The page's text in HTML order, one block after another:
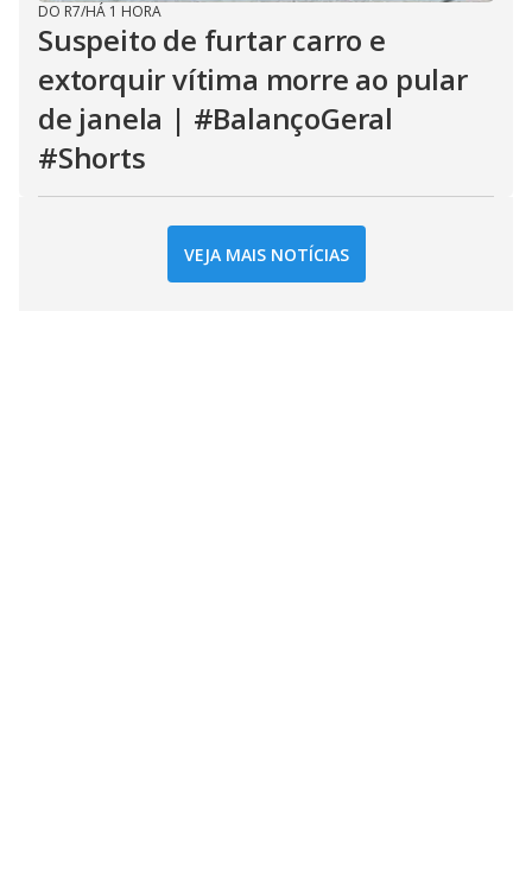
DO R7/HÁ 1 HORA
Suspeito de furtar carro e
extorquir vítima morre ao pular
de janela | #BalançoGeral
#Shorts
VEJA MAIS NOTÍCIAS